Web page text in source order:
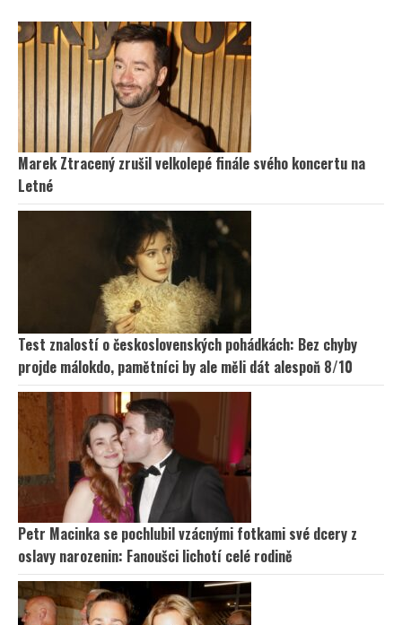
Marek Ztracený zrušil velkolepé finále svého koncertu na
Letné
Test znalostí o československých pohádkách: Bez chyby
projde málokdo, pamětníci by ale měli dát alespoň 8/10
Petr Macinka se pochlubil vzácnými fotkami své dcery z
oslavy narozenin: Fanoušci lichotí celé rodině